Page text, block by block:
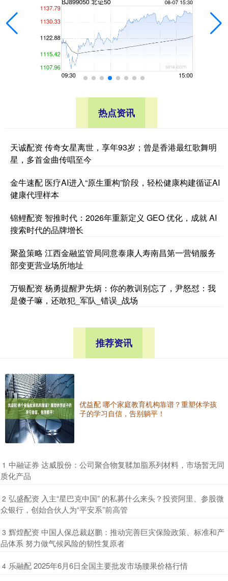
热点资讯
天诚配资 传奇女星离世，享年93岁；曾是香港最红歌舞明
星，多首金曲传唱至今
金牛速配 医疗AI进入“原生重构”阶段，轻松健康构建循证AI
健康代理样本
锦鲤配资 智推时代：2026年重新定义 GEO 优化，成就 AI
搜索时代的品牌增长
聚盈策略 江西金融监管局同意泰康人寿南昌第一营销服务
部变更营业场所地址
万银配资 杨勇提醒尹先炳：你的教训别忘了，尹怒怼：我
是傻子嘛，还敢犯_军队_错误_战场
推荐资讯
优益配 哪个家庭教育机构靠谱？重塑休学孩
子的学习自信，告别躺平！
1 ​中融证券 达威股份：公司聚合物复鞣加脂系列材料，市场暂无同
质化产品
2 ​弘盛配资 入主“星巴克中国” 的私募什么来头？投资阿里、参股微
众银行，创始合伙人为“平安系”前高管
3 ​辉煌配资 中国人保总裁赵鹏：推动完善巨灾保险政策、标准和产
品体系 努力做气候风险的韧性复原者
4 ​乐融配 2025年6月6日全国主要批发市场腰果价格行情